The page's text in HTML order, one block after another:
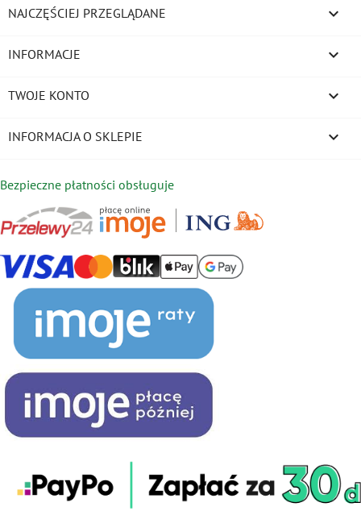
NAJCZĘŚCIEJ PRZEGLĄDANE 
INFORMACJE 
TWOJE KONTO 
INFORMACJA O SKLEPIE keyboard_arrow_down
Bezpieczne płatności obsługuje